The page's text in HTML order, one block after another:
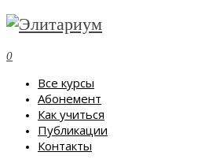
0
Все курсы
Абонемент
Как учиться
Публикации
Контакты